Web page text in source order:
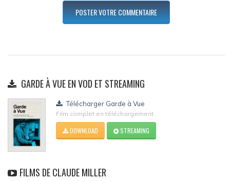
GARDE À VUE EN VOD ET STREAMING
Télécharger Garde à Vue
Film complet en téléchargement
DOWNLOAD STREAMING
FILMS DE CLAUDE MILLER